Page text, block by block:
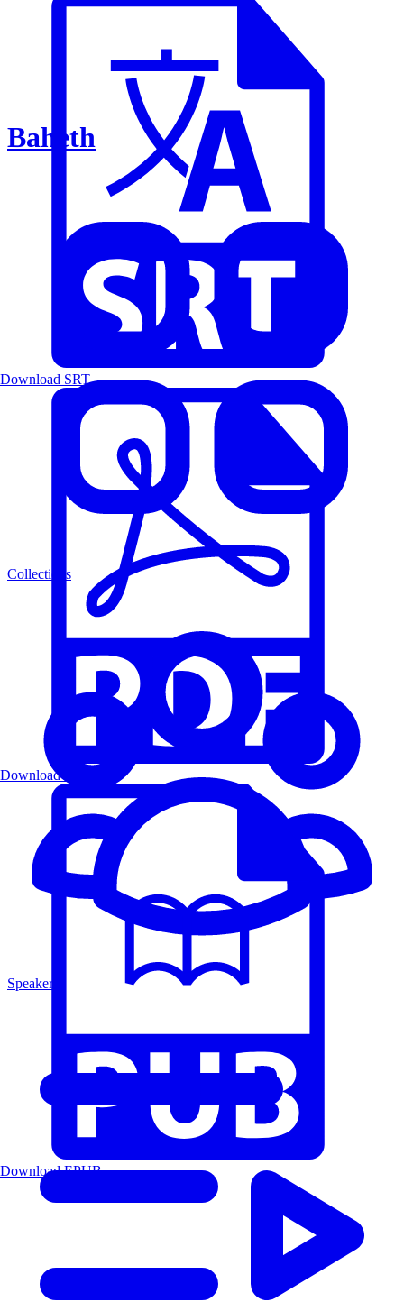
Baheth
Collections
Speakers
Download SRT
Download PDF
Download EPUB